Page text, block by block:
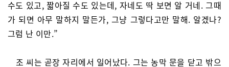
수도 있고, 짧아질 수도 있는데, 자네도 딱 보면 알 거네. 그때
가 되면 아무 말하지 말든가, 그냥 그렇다고만 말해. 알겠나?
그럼 난 이만.”
조 씨는 곧장 자리에서 일어났다. 그는 농막 문을 닫고 밖으